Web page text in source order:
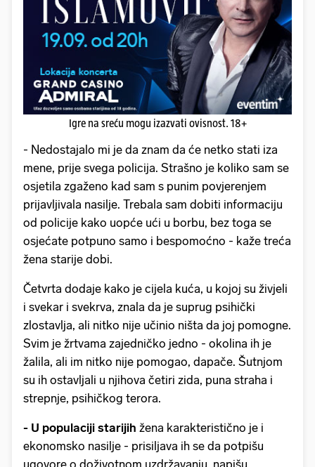
Igre na sreću mogu izazvati ovisnost. 18+
- Nedostajalo mi je da znam da će netko stati iza
mene, prije svega policija. Strašno je koliko sam se
osjetila zgaženo kad sam s punim povjerenjem
prijavljivala nasilje. Trebala sam dobiti informaciju
od policije kako uopće ući u borbu, bez toga se
osjećate potpuno samo i bespomoćno - kaže treća
žena starije dobi.
Četvrta dodaje kako je cijela kuća, u kojoj su živjeli
i svekar i svekrva, znala da je suprug psihički
zlostavlja, ali nitko nije učinio ništa da joj pomogne.
Svim je žrtvama zajedničko jedno - okolina ih je
žalila, ali im nitko nije pomogao, dapače. Šutnjom
su ih ostavljali u njihova četiri zida, puna straha i
strepnje, psihičkog terora.
- U populaciji starijih žena karakteristično je i
ekonomsko nasilje - prisiljava ih se da potpišu